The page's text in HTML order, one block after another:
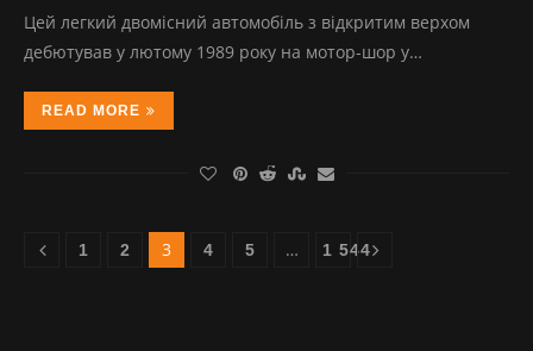
Цей легкий двомісний автомобіль з відкритим верхом
дебютував у лютому 1989 року на мотор-шор у…
READ MORE
1 2 3 4 5 … 1 544